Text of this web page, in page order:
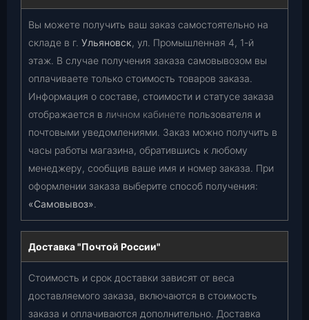
Вы можете получить ваш заказ самостоятельно на
складе в г. Ульяновск, ул. Промышленная 4, 1-й
этаж. В случае получения заказа самовывозом вы
оплачиваете только стоимость товаров заказа.
Информация о составе, стоимости и статусе заказа
отображается в личном кабинете пользователя и
почтовыми уведомлениями. Заказ можно получить в
часы работы магазина, обратившись к любому
менеджеру, сообщив ваше имя и номер заказа. При
оформлении заказа выберите способ получения:
«Самовывоз».
Доставка "Почтой России"
Стоимость и срок доставки зависят от веса
доставляемого заказа, включаются в стоимость
заказа и оплачиваются дополнительно. Доставка